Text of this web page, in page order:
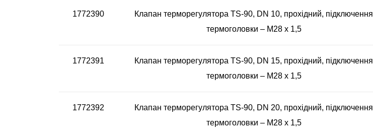
1772390
Клапан терморегулятора TS-90, DN 10, прохідний, підключення
термоголовки – М28 х 1,5
1772391
Клапан терморегулятора TS-90, DN 15, прохідний, підключення
термоголовки – М28 х 1,5
1772392
Клапан терморегулятора TS-90, DN 20, прохідний, підключення
термоголовки – М28 х 1,5